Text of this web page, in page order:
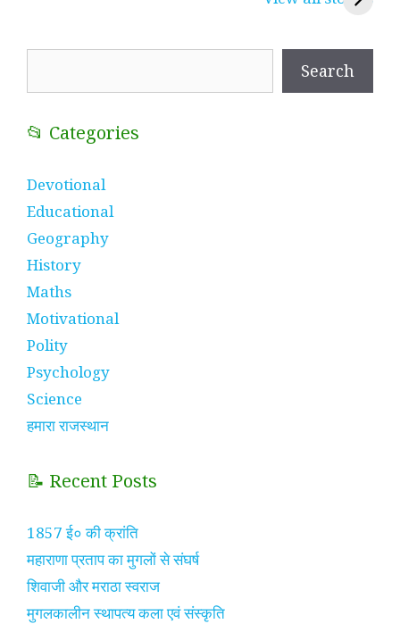
Search
📂 Categories
Devotional
Educational
Geography
History
Maths
Motivational
Polity
Psychology
Science
हमारा राजस्थान
📝 Recent Posts
1857 ई० की क्रांति
महाराणा प्रताप का मुगलों से संघर्ष
शिवाजी और मराठा स्वराज
मुगलकालीन स्थापत्य कला एवं संस्कृति